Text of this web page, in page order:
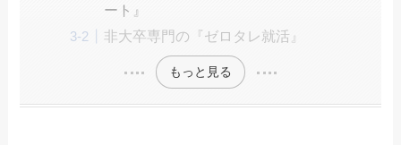
ート』
非大卒専門の『ゼロタレ就活』
もっと見る